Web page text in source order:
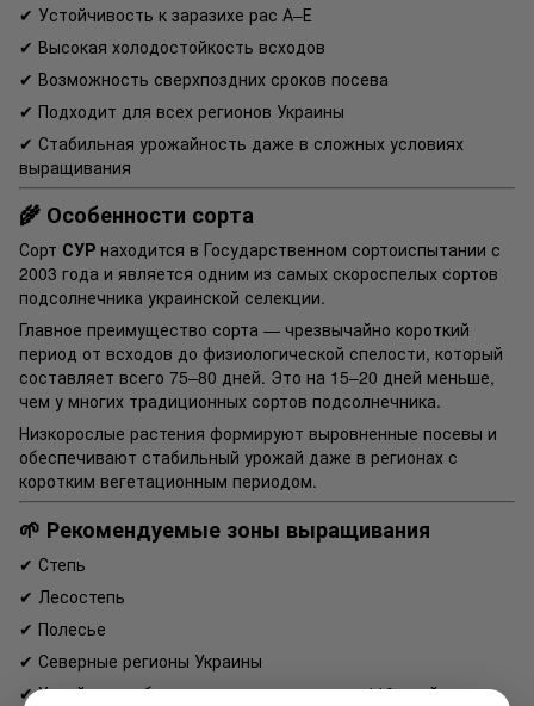
✔ Устойчивость к заразихе рас А–Е
✔ Высокая холодостойкость всходов
✔ Возможность сверхпоздних сроков посева
✔ Подходит для всех регионов Украины
✔ Стабильная урожайность даже в сложных условиях
выращивания
🌾 Особенности сорта
Сорт СУР находится в Государственном сортоиспытании с
2003 года и является одним из самых скороспелых сортов
подсолнечника украинской селекции.
Главное преимущество сорта — чрезвычайно короткий
период от всходов до физиологической спелости, который
составляет всего 75–80 дней. Это на 15–20 дней меньше,
чем у многих традиционных сортов подсолнечника.
Низкорослые растения формируют выровненные посевы и
обеспечивают стабильный урожай даже в регионах с
коротким вегетационным периодом.
🌱 Рекомендуемые зоны выращивания
✔ Степь
✔ Лесостепь
✔ Полесье
✔ Северные регионы Украины
✔ Хозяйства с безморозным периодом от 110 дней